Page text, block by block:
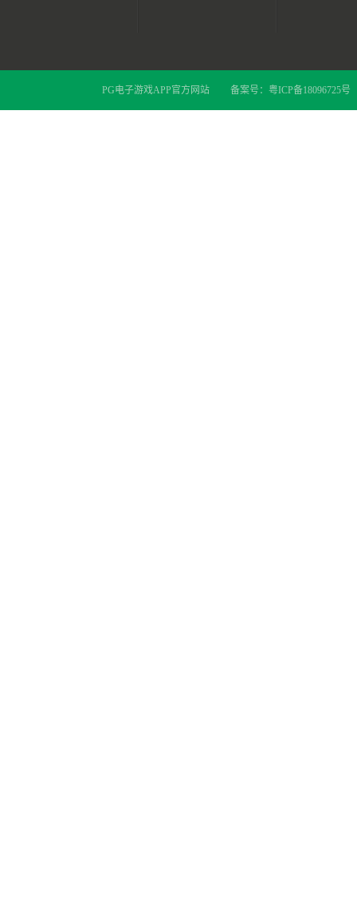
PG电子游戏APP官方网站 备案号： 粤ICP备18096725号